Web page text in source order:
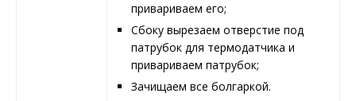
привариваем его;
Сбоку вырезаем отверстие под
патрубок для термодатчика и
привариваем патрубок;
Зачищаем все болгаркой.